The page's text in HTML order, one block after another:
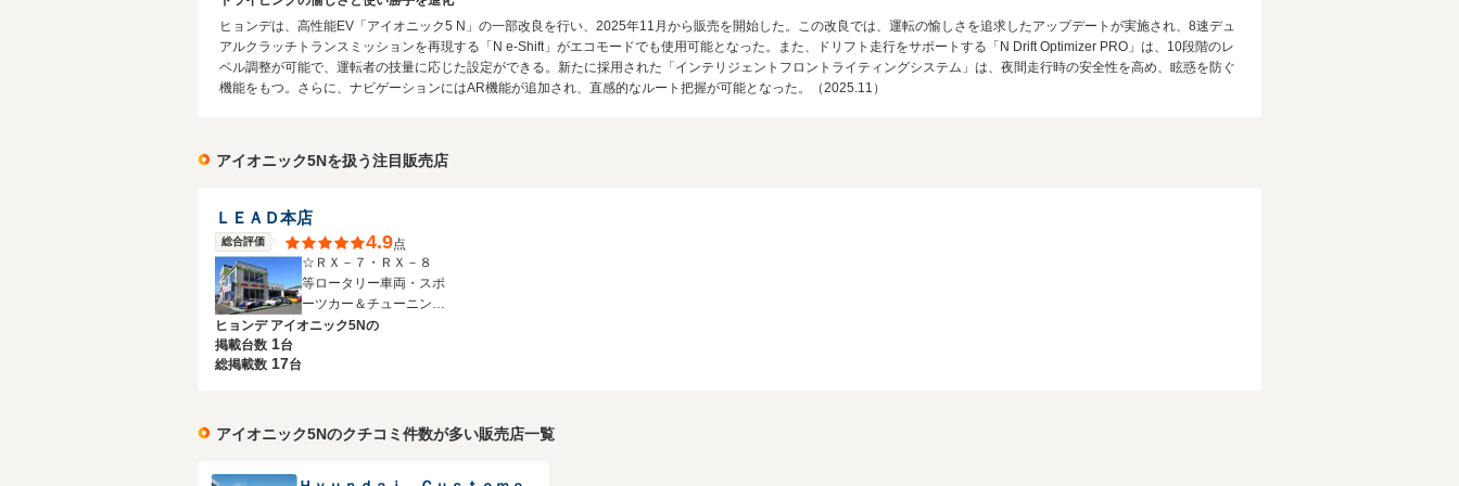
ヒョンデは、高性能EV「アイオニック5 N」の一部改良を行い、2025年11月から販売を開始した。この改良では、運転の愉しさを追求したアップデートが実施され、8速デュ
アルクラッチトランスミッションを再現する「N e-Shift」がエコモードでも使用可能となった。また、ドリフト走行をサポートする「N Drift Optimizer PRO」は、10段階のレ
ベル調整が可能で、運転者の技量に応じた設定ができる。新たに採用された「インテリジェントフロントライティングシステム」は、夜間走行時の安全性を高め、眩惑を防ぐ
機能をもつ。さらに、ナビゲーションにはAR機能が追加され、直感的なルート把握が可能となった。（2025.11）
アイオニック5Nを扱う注目販売店
ＬＥＡＤ本店
総合評価 4.9点
☆ＲＸ－７・ＲＸ－８
等ロータリー車両・スポ
ーツカー＆チューニング
カー専門店☆
ヒョンデ アイオニック5Nの
掲載台数 1台
総掲載数 17台
アイオニック5Nのクチコミ件数が多い販売店一覧